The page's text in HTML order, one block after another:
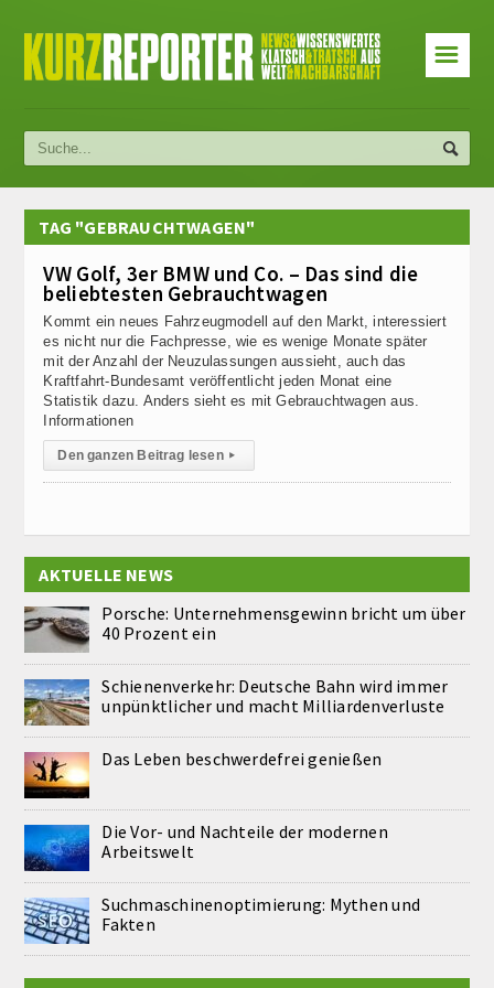
☰
TAG "GEBRAUCHTWAGEN"
VW Golf, 3er BMW und Co. – Das sind die
beliebtesten Gebrauchtwagen
Kommt ein neues Fahrzeugmodell auf den Markt, interessiert
es nicht nur die Fachpresse, wie es wenige Monate später
mit der Anzahl der Neuzulassungen aussieht, auch das
Kraftfahrt-Bundesamt veröffentlicht jeden Monat eine
Statistik dazu. Anders sieht es mit Gebrauchtwagen aus.
Informationen
Den ganzen Beitrag lesen ▸
AKTUELLE NEWS
Porsche: Unternehmensgewinn bricht um über
40 Prozent ein
Schienenverkehr: Deutsche Bahn wird immer
unpünktlicher und macht Milliardenverluste
Das Leben beschwerdefrei genießen
Die Vor- und Nachteile der modernen
Arbeitswelt
Suchmaschinenoptimierung: Mythen und
Fakten